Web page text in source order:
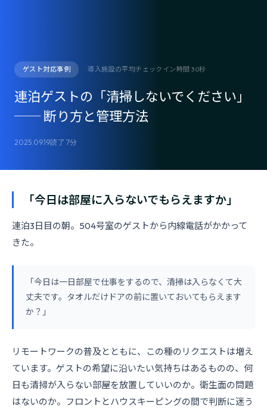
ゲスト対応事例 導入施設の平均チェックイン時間 30秒
連泊ゲストの「清掃しないでください」
── 断り方と管理方法
2025.09.19読了 7分
「今日は部屋に入らないでもらえますか」
連泊3日目の朝。504号室のゲストから内線電話がかかって
きた。
「今日は一日部屋で仕事をするので、清掃は入らなくて大
丈夫です。タオルだけドアの前に置いておいてもらえます
か？」
リモートワークの普及とともに、この種のリクエストは増え
ています。ゲストの希望に沿いたい気持ちはあるものの、何
日も清掃が入らない部屋を放置していいのか。衛生面の問題
はないのか。フロントとハウスキーピングの間で判断に迷う